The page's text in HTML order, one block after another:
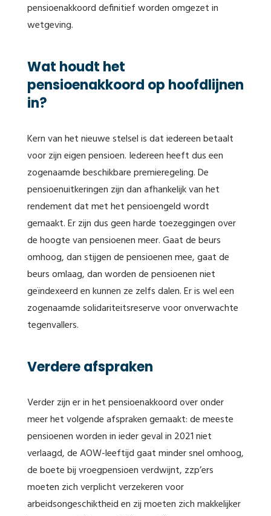
pensioenakkoord definitief worden omgezet in
wetgeving.
Wat houdt het
pensioenakkoord op hoofdlijnen
in?
Kern van het nieuwe stelsel is dat iedereen betaalt
voor zijn eigen pensioen. Iedereen heeft dus een
zogenaamde beschikbare premieregeling. De
pensioenuitkeringen zijn dan afhankelijk van het
rendement dat met het pensioengeld wordt
gemaakt. Er zijn dus geen harde toezeggingen over
de hoogte van pensioenen meer. Gaat de beurs
omhoog, dan stijgen de pensioenen mee, gaat de
beurs omlaag, dan worden de pensioenen niet
geïndexeerd en kunnen ze zelfs dalen. Er is wel een
zogenaamde solidariteitsreserve voor onverwachte
tegenvallers.
Verdere afspraken
Verder zijn er in het pensioenakkoord over onder
meer het volgende afspraken gemaakt: de meeste
pensioenen worden in ieder geval in 2021 niet
verlaagd, de AOW-leeftijd gaat minder snel omhoog,
de boete bij vroegpensioen verdwijnt, zzp’ers
moeten zich verplicht verzekeren voor
arbeidsongeschiktheid en zij moeten zich makkelijker